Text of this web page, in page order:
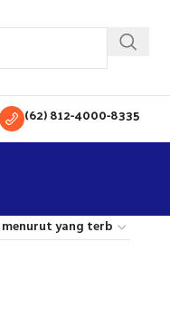
(62) 812-4000-8335